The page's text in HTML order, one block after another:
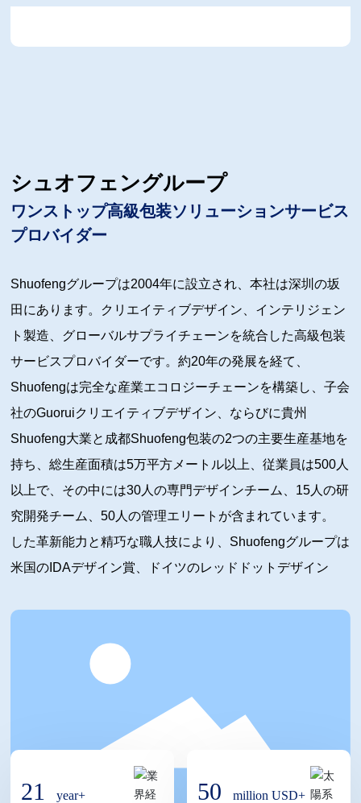
シュオフェングループ
ワンストップ高級包装ソリューションサービス
プロバイダー
Shuofengグループは2004年に設立され、本社は深圳の坂
田にあります。クリエイティブデザイン、インテリジェン
ト製造、グローバルサプライチェーンを統合した高級包装
サービスプロバイダーです。約20年の発展を経て、
Shuofengは完全な産業エコロジーチェーンを構築し、子会
社のGuoruiクリエイティブデザイン、ならびに貴州
Shuofeng大業と成都Shuofeng包装の2つの主要生産基地を
持ち、総生産面積は5万平方メートル以上、従業員は500人
以上で、その中には30人の専門デザインチーム、15人の研
究開発チーム、50人の管理エリートが含まれています。
した革新能力と精巧な職人技により、Shuofengグループは
米国のIDAデザイン賞、ドイツのレッドドットデザイン
スのGPDPデザイン賞、WorldStar包装デザイン賞、
Pentawards包装デザイン賞など30以上の国際デザイン賞
を受賞しています。20年以上にわたり、茅台、五粮液、西
酒、国台、西鳳など20以上の有名酒造会社に専門的な包装
ソリューションを継続的に提供しています。現在、グルー
プの年間収益は5000万米ドルに達し、輸出事業は20％を
占めています。サービスネットワークはヨーロッパ、アメ
リカ、カナダ、オーストラリア、ニュージーランド、アラ
21 year+ 50 million USD+